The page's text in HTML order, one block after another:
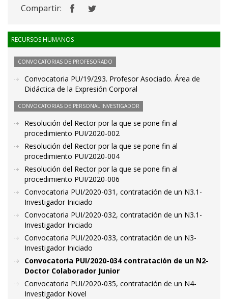
Compartir:
RECURSOS HUMANOS
CONVOCATORIAS DE PROFESORADO
Convocatoria PU/19/293. Profesor Asociado. Área de
Didáctica de la Expresión Corporal
CONVOCATORIAS DE PERSONAL INVESTIGADOR
Resolución del Rector por la que se pone fin al
procedimiento PUI/2020-002
Resolución del Rector por la que se pone fin al
procedimiento PUI/2020-004
Resolución del Rector por la que se pone fin al
procedimiento PUI/2020-006
Convocatoria PUI/2020-031, contratación de un N3.1-
Investigador Iniciado
Convocatoria PUI/2020-032, contratación de un N3.1-
Investigador Iniciado
Convocatoria PUI/2020-033, contratación de un N3-
Investigador Iniciado
Convocatoria PUI/2020-034 contratación de un N2-
Doctor Colaborador Junior
Convocatoria PUI/2020-035, contratación de un N4-
Investigador Novel